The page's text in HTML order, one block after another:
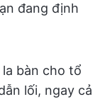
đang định
bàn cho tổ
lối, ngay cả